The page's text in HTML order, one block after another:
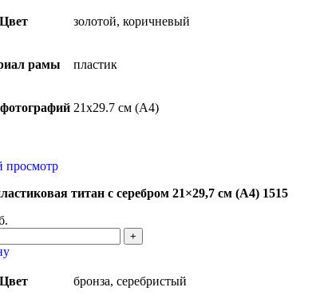
Цвет золотой, коричневый
рамы пластик
21х29.7 см (А4)
просмотр
титан с серебром 21×29,7 см (А4) 1515
Цвет бронза, серебристый